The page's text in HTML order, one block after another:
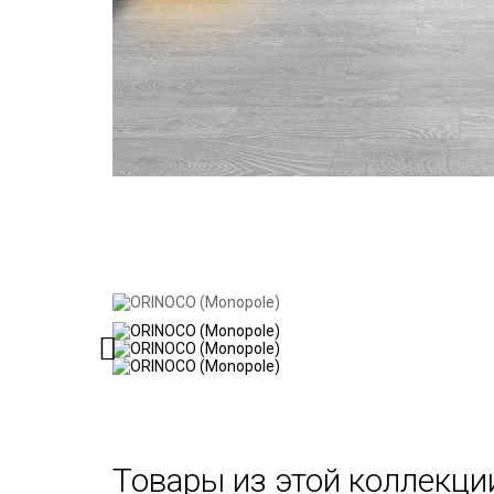
Товары из этой